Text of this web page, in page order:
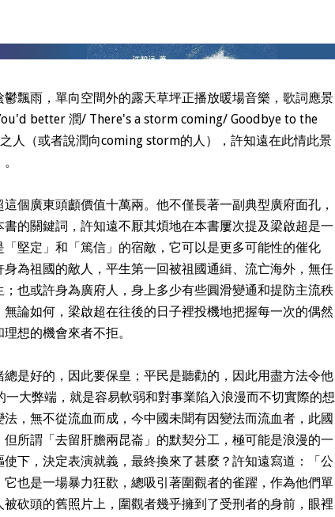
飄雨，單向空間外的露天草坪正播放暖場音樂，歌詞應景
better 潤/ There's a storm coming/ Goodbye to the
人（或者說潤向coming storm的人），許知遠在此情此景
個廣東頭顱價值十萬兩。他不僅長著一副典型廣府面孔，
的關鍵詞，許知遠不厭其煩地在本書屢次提及梁啟超是一
「堅定」和「篤信」的宿敵，它可以是更多可能性的催化
為祖國的敵人，平生第一回被祖國通緝、流亡海外，無任
也或許身為廣府人，身上多少有些圓滑變通和提防主流秩
論如何，梁啟超在往後的日子裡投機地把握每一次的偶然
想的機會來者不拒。
是好的，因此要保皇；平民是聽勸的，因此用盡方法令他
大弊端，就是容易軟弱和對事業陷入浪漫而不切實際的想
，無不從流血而成，今中國未聞有因變法而流血者，此國
所謂「去留肝膽兩昆崙」的默契分工，極可能是浪漫的一
下，決定表演就義，最終換來了甚麼？許知遠寫道：「公
也是一場暴力狂歡，總吸引著圍觀者的雀躍，作為他們單
砍頭的舊照片上，圍觀者幾乎擁到了受刑者的身前，眼裡